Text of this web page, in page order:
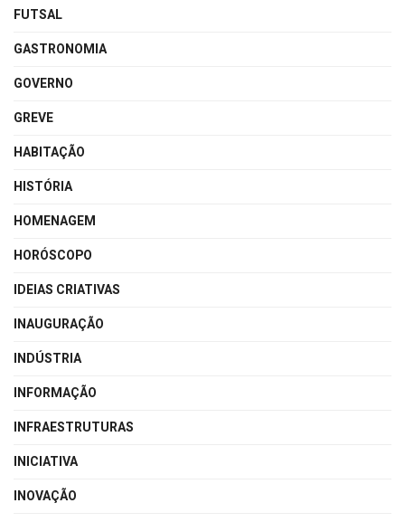
FUTSAL
GASTRONOMIA
GOVERNO
GREVE
HABITAÇÃO
HISTÓRIA
HOMENAGEM
HORÓSCOPO
IDEIAS CRIATIVAS
INAUGURAÇÃO
INDÚSTRIA
INFORMAÇÃO
INFRAESTRUTURAS
INICIATIVA
INOVAÇÃO